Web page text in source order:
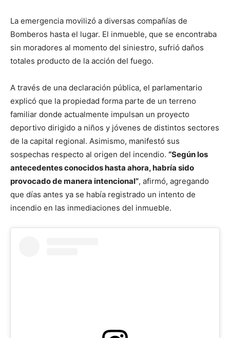
La emergencia movilizó a diversas compañías de
Bomberos hasta el lugar. El inmueble, que se encontraba
sin moradores al momento del siniestro, sufrió daños
totales producto de la acción del fuego.
A través de una declaración pública, el parlamentario
explicó que la propiedad forma parte de un terreno
familiar donde actualmente impulsan un proyecto
deportivo dirigido a niños y jóvenes de distintos sectores
de la capital regional. Asimismo, manifestó sus
sospechas respecto al origen del incendio. “Según los
antecedentes conocidos hasta ahora, habría sido
provocado de manera intencional”, afirmó, agregando
que días antes ya se había registrado un intento de
incendio en las inmediaciones del inmueble.